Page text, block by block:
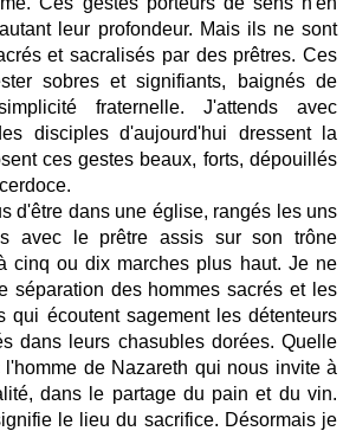
leur profondeur. Mais ils ne sont
et sacralisés par des prêtres. Ces
sobres et signifiants, baignés de
fraternelle. J'attends avec
disciples d'aujourd'hui dressent la
ces gestes beaux, forts, dépouillés
d'être dans une église, rangés les uns
avec le prêtre assis sur son trône
cinq ou dix marches plus haut. Je ne
séparation des hommes sacrés et les
qui écoutent sagement les détenteurs
dans leurs chasubles dorées. Quelle
de Nazareth qui nous invite à
dans le partage du pain et du vin.
le lieu du sacrifice. Désormais je